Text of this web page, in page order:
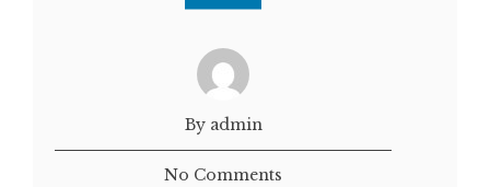
By admin
No Comments